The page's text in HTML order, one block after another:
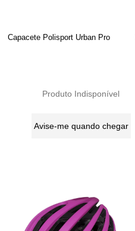
Capacete Polisport Urban Pro
Produto Indisponível
Avise-me quando chegar